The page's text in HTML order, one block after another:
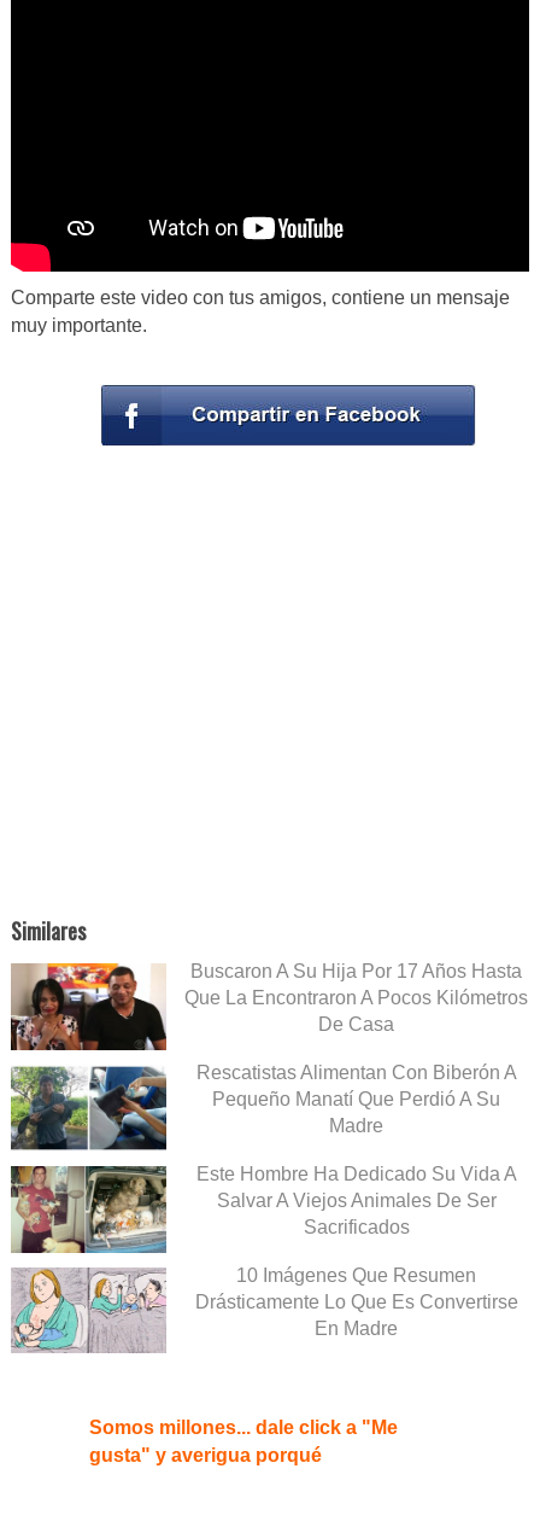
Comparte este video con tus amigos, contiene un mensaje
muy importante.
Similares
Buscaron A Su Hija Por 17 Años Hasta
Que La Encontraron A Pocos Kilómetros
De Casa
Rescatistas Alimentan Con Biberón A
Pequeño Manatí Que Perdió A Su
Madre
Este Hombre Ha Dedicado Su Vida A
Salvar A Viejos Animales De Ser
Sacrificados
10 Imágenes Que Resumen
Drásticamente Lo Que Es Convertirse
En Madre
Somos millones... dale click a "Me
gusta" y averigua porqué